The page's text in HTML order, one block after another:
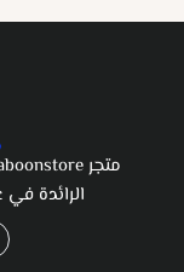
الرائدة في